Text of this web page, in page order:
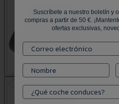
Suscríbete a nuestro boletín y
compras a partir de 50 €.
ofertas exclusivas,